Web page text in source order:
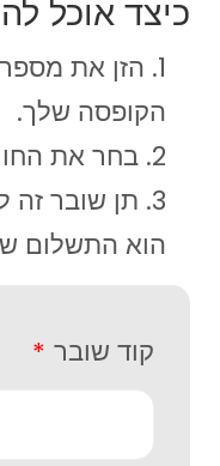
כיצד אוכל
הזן את
הקופסה שלך.
בחר את
תן שובר זה
הוא התשלום
קוד שובר